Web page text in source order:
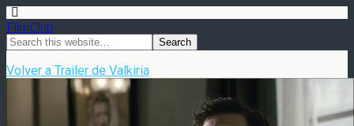
FilmClub
Volver a Trailer de Valkiria